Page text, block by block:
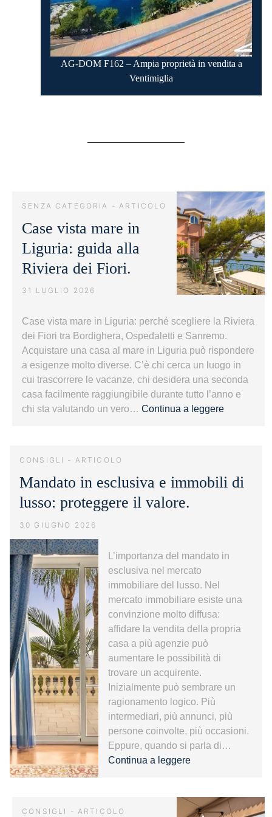
AG-DOM F162 – Ampia proprietà in vendita a
Ventimiglia
SENZA CATEGORIA - ARTICOLO
Case vista mare in
Liguria: guida alla
Riviera dei Fiori.
31 LUGLIO 2026
Case vista mare in Liguria: perché scegliere la Riviera
dei Fiori tra Bordighera, Ospedaletti e Sanremo.
Acquistare una casa al mare in Liguria può rispondere
a esigenze molto diverse. C’è chi cerca un luogo in
cui trascorrere le vacanze, chi desidera una seconda
casa facilmente raggiungibile durante tutto l’anno e
chi sta valutando un vero…Continua a leggereCase
guida
CONSIGLI - ARTICOLO
Mandato in esclusiva e immobili di
lusso: proteggere il valore.
30 GIUGNO 2026
L’importanza del mandato in
esclusiva nel mercato
immobiliare del lusso. Nel
mercato immobiliare esiste una
convinzione molto diffusa:
affidare la vendita della propria
casa a più agenzie può
aumentare le possibilità di
trovare un acquirente.
Inizialmente può sembrare un
ragionamento logico. Più
intermediari, più annunci, più
persone coinvolte, più occasioni.
Eppure, quando si parla di…
Continua a leggereMandato
e
CONSIGLI - ARTICOLO